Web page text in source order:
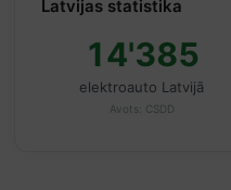
Latvijas statistika
14'385
elektroauto Latvijā
Avots: CSDD